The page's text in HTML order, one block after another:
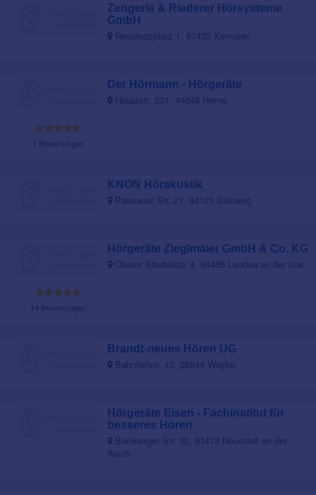
Zengerle & Riederer Hörsysteme
GmbH
Residenzplatz 1, 87435 Kempten
1 Bewertungen
Der Hörmann - Hörgeräte
Hauptstr. 231, 44649 Herne
KNON Hörakustik
Passauer Str. 21, 94121 Salzweg
14 Bewertungen
Hörgeräte Zieglmaier GmbH & Co. KG
Oberer Stadtplatz 4, 94405 Landau an der Isar
Brandt-neues Hören UG
Bahnhofstr. 43, 28844 Weyhe
Hörgeräte Eisen - Fachinstitut für
besseres Hören
Bamberger Str. 32, 91413 Neustadt an der
Aisch